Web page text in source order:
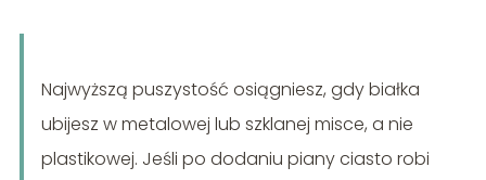
Najwyższą puszystość osiągniesz, gdy białka
ubijesz w metalowej lub szklanej misce, a nie
plastikowej. Jeśli po dodaniu piany ciasto robi